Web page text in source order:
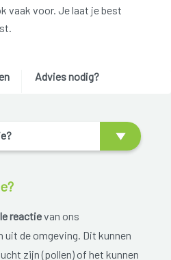
vaak voor. Je laat je best
Advies nodig?
reactievan ons
de omgeving. Dit kunnen
zijn (pollen) of het kunnen